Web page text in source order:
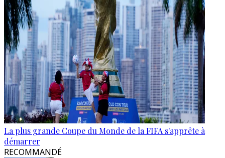
La plus grande Coupe du Monde de la FIFA s'apprête à
démarrer
RECOMMANDÉ